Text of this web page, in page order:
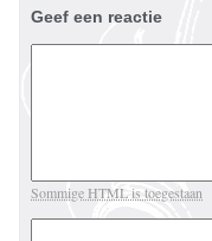
Geef een reactie
Sommige HTML is toegestaan